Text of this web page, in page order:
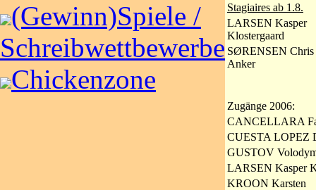
(Gewinn)Spiele /
Schreibwettbewerbe
Chickenzone
Stagiaires ab 1.8.
LARSEN Kasper
Klostergaard
SØRENSEN Chris
Anker
Zugänge 2006:
CANCELLARA
CUESTA LOPEZ
GUSTOV
LARSEN Kasper
KROON Karsten